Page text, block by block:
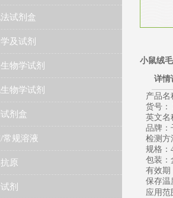
试剂盒
及试剂
物学试剂
物学试剂
剂盒
常规溶液
原
剂
小鼠绒
详情
产品名
货号：
英文名
品牌：
检测方
规格：
包装：
有效期
保存温
应用范